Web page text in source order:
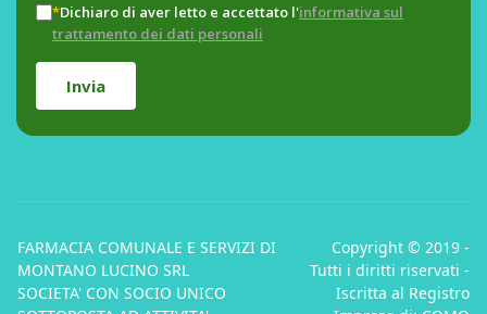
*Dichiaro di aver letto e accettato l'informativa sul
trattamento dei dati personali
Invia
FARMACIA COMUNALE E SERVIZI DI
MONTANO LUCINO SRL
SOCIETA' CON SOCIO UNICO
Copyright © 2019 -
Tutti i diritti riservati -
Iscritta al Registro